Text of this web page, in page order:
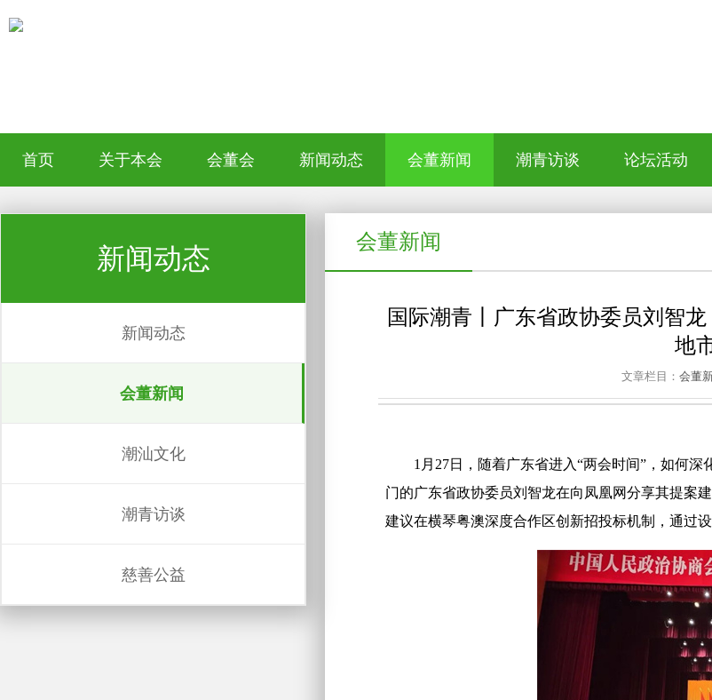
首页 关于本会 会董会 新闻动态 会董新闻 潮青访谈 论坛活动
会董新闻
国际潮青丨广东省政协委员刘智
地
文章栏目： 会董
1月27日，随着广东省进入“两会时间”，如何
门的广东省政协委员刘智龙在向凤凰网分享其提案
建议在横琴粤澳深度合作区创新招投标机制，通过
新闻动态
新闻动态
会董新闻
潮汕文化
潮青访谈
慈善公益